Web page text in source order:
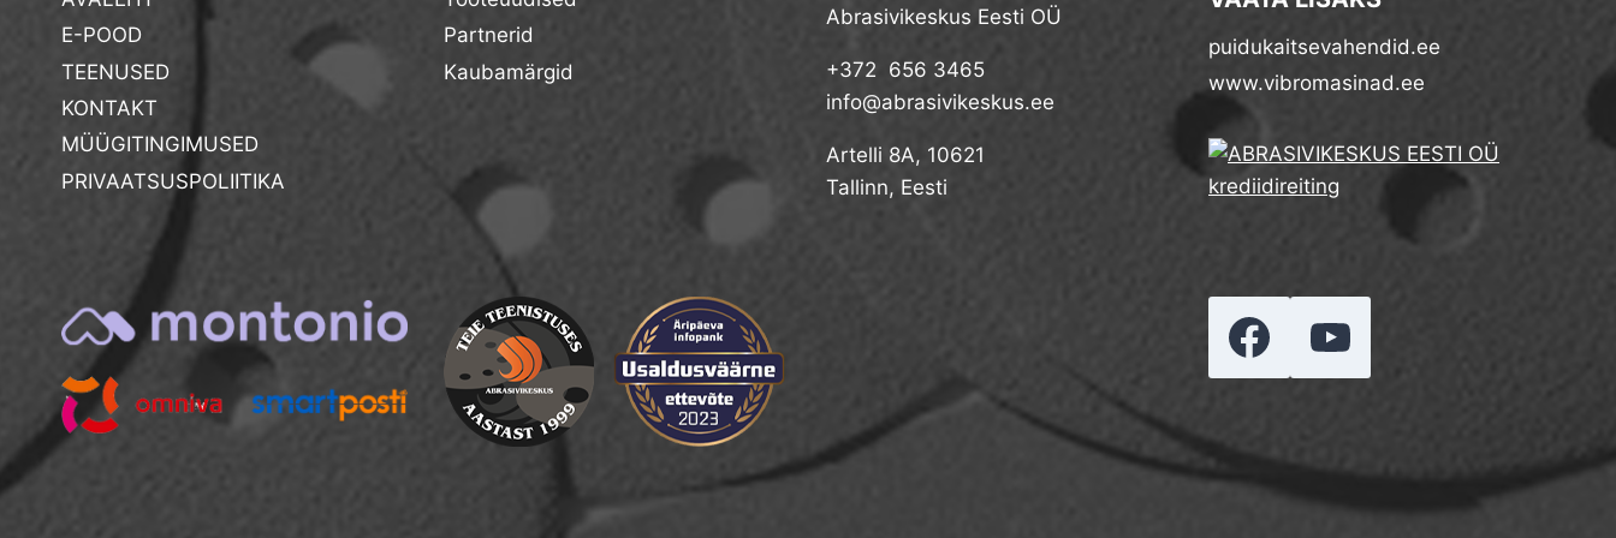
E-POOD
TEENUSED
KONTAKT
MÜÜGITINGIMUSED
PRIVAATSUSPOLIITIKA
Partnerid
Kaubamärgid
Abrasivikeskus Eesti OÜ
+372 656 3465
info@abrasivikeskus.ee
Artelli 8A, 10621
Tallinn, Eesti
puidukaitsevahendid.ee
www.vibromasinad.ee